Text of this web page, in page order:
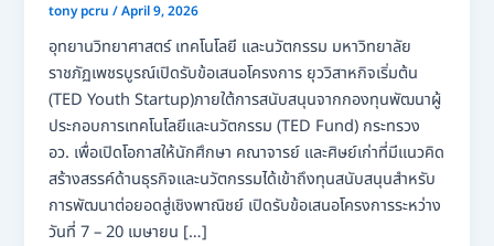
tony pcru/April 9, 2026
อุทยานวิทยาศาสตร์ เทคโนโลยี และนวัตกรรม มหาวิทยาลัย
ราชภัฏเพชรบูรณ์เปิดรับข้อเสนอโครงการ ยุววิสาหกิจเริ่มต้น
(TED Youth Startup)ภายใต้การสนับสนุนจากกองทุนพัฒนาผู้
ประกอบการเทคโนโลยีและนวัตกรรม (TED Fund) กระทรวง
อว. เพื่อเปิดโอกาสให้นักศึกษา คณาจารย์ และศิษย์เก่าที่มีแนวคิด
สร้างสรรค์ด้านธุรกิจและนวัตกรรมได้เข้าถึงทุนสนับสนุนสำหรับ
การพัฒนาต่อยอดสู่เชิงพาณิชย์ เปิดรับข้อเสนอโครงการระหว่าง
วันที่ 7 – 20 เมษายน […]